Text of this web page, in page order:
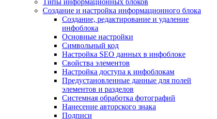
Типы информационных блоков
Создание и настройка информационного блока
Создание, редактирование и удаление
инфоблока
Основные настройки
Символьный код
Настройка SEO данных в инфоблоке
Свойства элементов
Настройка доступа к инфоблокам
Предустановленные данные для полей
элементов и разделов
Системная обработка фотографий
Нанесение авторского знака
Подписи